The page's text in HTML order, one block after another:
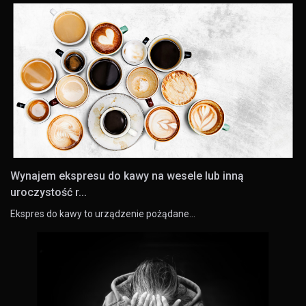
Wynajem ekspresu do kawy na wesele lub inną
uroczystość r...
Ekspres do kawy to urządzenie pożądane…